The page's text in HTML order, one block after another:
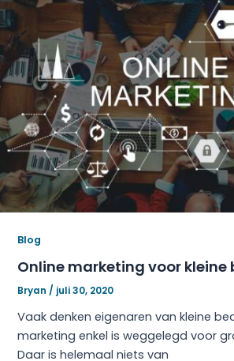
Blog
Online marketing voor kleine
Bryan / juli 30, 2020
Vaak denken eigenaren van kleine
marketing enkel is weggelegd voor
Daar is helemaal niets van